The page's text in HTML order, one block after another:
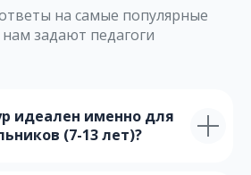
на самые популярные
задают педагоги
идеален именно для
(7-13 лет)?